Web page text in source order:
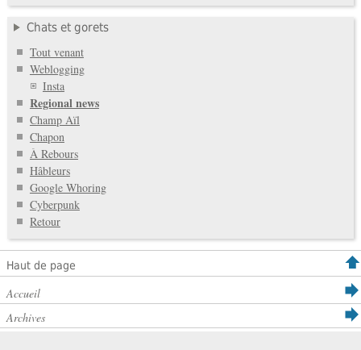
Chats et gorets
Tout venant
Weblogging
Insta
Regional news
Champ Aïl
Chapon
À Rebours
Hâbleurs
Google Whoring
Cyberpunk
Retour
Haut de page
Accueil
Archives